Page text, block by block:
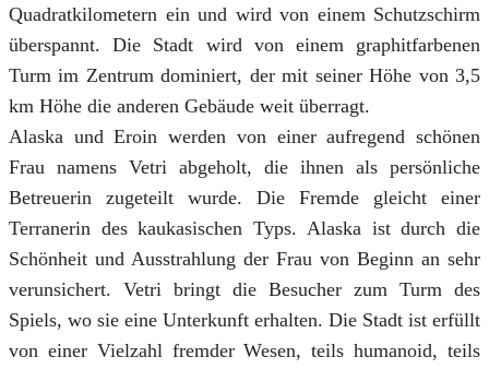
Quadratkilometern ein und wird von einem Schutzschirm
überspannt. Die Stadt wird von einem graphitfarbenen
Turm im Zentrum dominiert, der mit seiner Höhe von 3,5
km Höhe die anderen Gebäude weit überragt.
Alaska und Eroin werden von einer aufregend schönen
Frau namens Vetri abgeholt, die ihnen als persönliche
Betreuerin zugeteilt wurde. Die Fremde gleicht einer
Terranerin des kaukasischen Typs. Alaska ist durch die
Schönheit und Ausstrahlung der Frau von Beginn an sehr
verunsichert. Vetri bringt die Besucher zum Turm des
Spiels, wo sie eine Unterkunft erhalten. Die Stadt ist erfüllt
von einer Vielzahl fremder Wesen, teils humanoid, teils